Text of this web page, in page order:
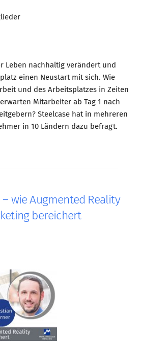
Leben nachhaltig verändert und
einen Neustart mit sich. Wie
und des Arbeitsplatzes in Zeiten
Mitarbeiter ab Tag 1 nach
Steelcase hat in mehreren
in 10 Ländern dazu befragt.
wie Augmented Reality
bereichert